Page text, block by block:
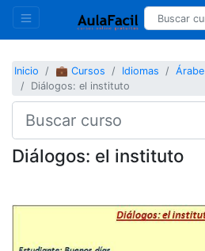
Inicio 💼 Cursos Idiomas Árabe
Diálogos: el instituto
Diálogos: el instituto